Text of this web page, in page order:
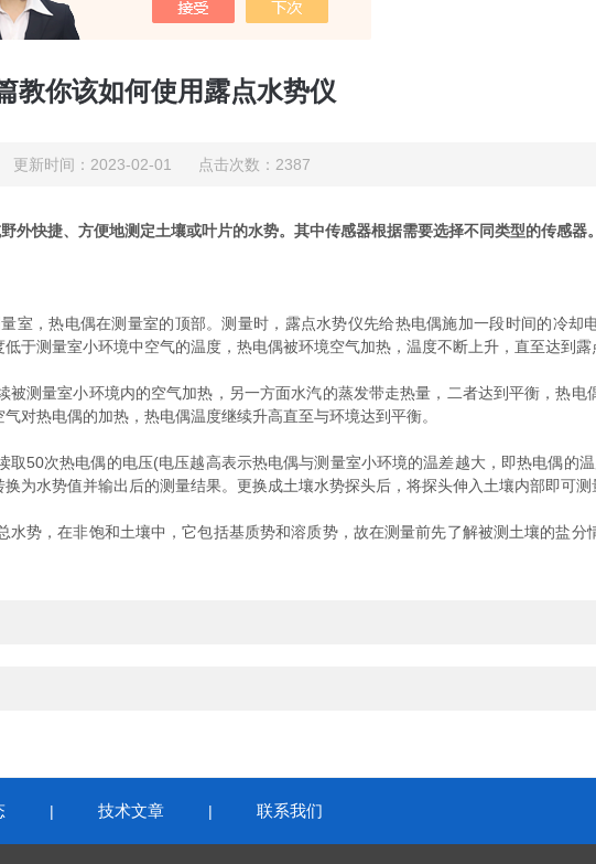
教你该如何使用露点水势仪
更新时间：2023-02-01 点击次数：2387
快捷、方便地测定土壤或叶片的水势。其中传感器根据需要选择不同类型的传感器。
，热电偶在测量室的顶部。测量时，露点水势仪先给热电偶施加一段时间的冷却
测量室小环境中空气的温度，热电偶被环境空气加热，温度不断上升，直至达到露
量室小环境内的空气加热，另一方面水汽的蒸发带走热量，二者达到平衡，热电
对热电偶的加热，热电偶温度继续升高直至与环境达到平衡。
次热电偶的电压(电压越高表示热电偶与测量室小环境的温差越大，即热电偶的
水势值并输出后的测量结果。更换成土壤水势探头后，将探头伸入土壤内部即可测
，在非饱和土壤中，它包括基质势和溶质势，故在测量前先了解被测土壤的盐分
| 技术文章 | 联系我们